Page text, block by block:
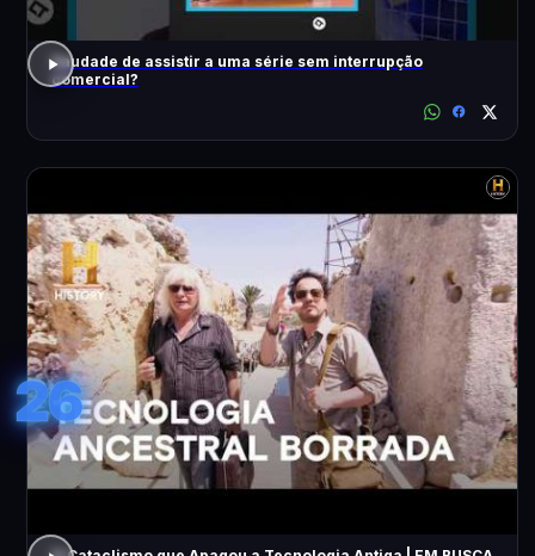
Saudade de assistir a uma série sem interrupção
comercial?
26